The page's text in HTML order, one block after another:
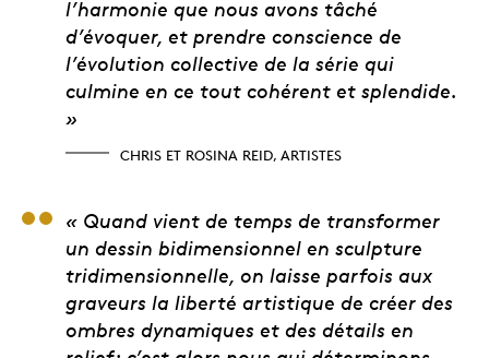
l’harmonie que nous avons tâché
d’évoquer, et prendre conscience de
l’évolution collective de la série qui
culmine en ce tout cohérent et splendide.
»
CHRIS ET ROSINA REID, ARTISTES
Cecily Mok, artiste
« Quand vient de temps de transformer
un dessin bidimensionnel en sculpture
tridimensionnelle, on laisse parfois aux
graveurs la liberté artistique de créer des
ombres dynamiques et des détails en